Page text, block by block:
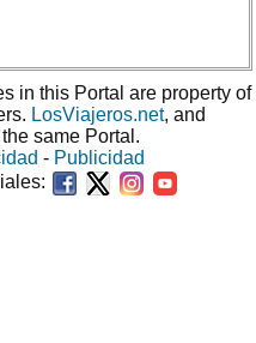
in this Portal are property of
LosViajeros.net, and
same Portal.
- Publicidad